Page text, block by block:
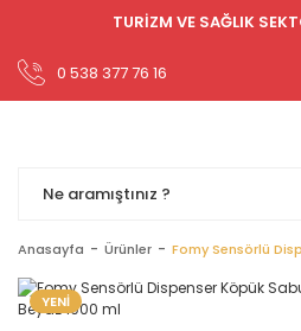
0 538 377 76 16
TURİZM VE SAĞLIK
Anasayfa Ürünler Fomy Sensörlü
YENİ